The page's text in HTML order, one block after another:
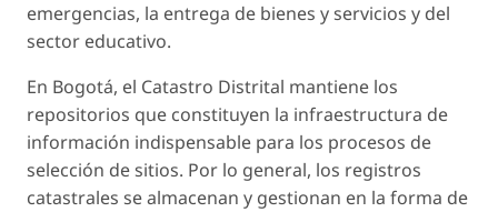
emergencias, la entrega de bienes y servicios y del
sector educativo.
En Bogotá, el Catastro Distrital mantiene los
repositorios que constituyen la infraestructura de
información indispensable para los procesos de
selección de sitios. Por lo general, los registros
catastrales se almacenan y gestionan en la forma de